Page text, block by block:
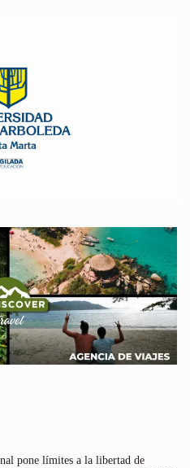
pone límites a la libertad de